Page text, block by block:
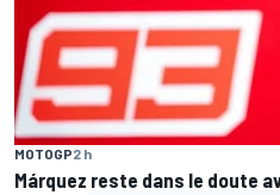
MOTOGP2 h
Márquez reste dans le doute